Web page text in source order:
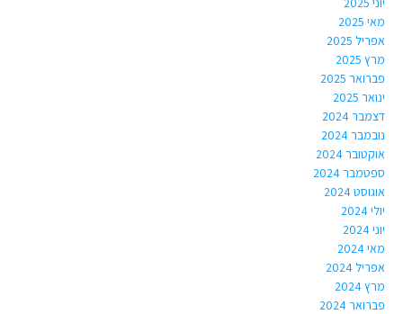
מאי 2025
אפריל 2025
מרץ 2025
פברואר 2025
ינואר 2025
דצמבר 2024
נובמבר 2024
אוקטובר 2024
ספטמבר 2024
אוגוסט 2024
יולי 2024
יוני 2024
מאי 2024
אפריל 2024
מרץ 2024
פברואר 2024